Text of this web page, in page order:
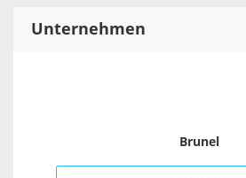
Unternehmen
Brunel